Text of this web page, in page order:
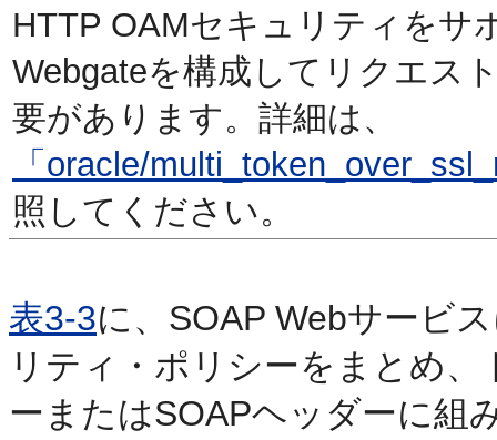
HTTP OAMセキュリティをサ
Webgateを構成してリクエス
要があります。詳細は、
「oracle/
照してください。
表3-3に、SOAP Webサービ
リティ・ポリシーをまとめ
ーまたはSOAPヘッダーに組